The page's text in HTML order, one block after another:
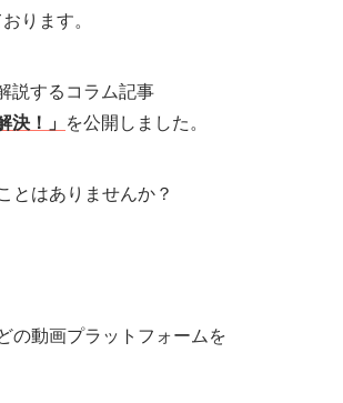
ります。
説するコラム記事
！」
を公開しました。
とはありませんか？
の動画プラットフォームを